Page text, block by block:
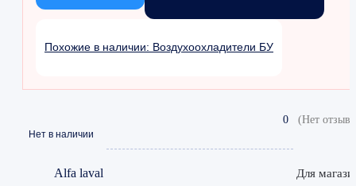
Похожие в наличии: Воздухоохладители БУ
0 (Нет
Нет в наличии
Alfa laval Для